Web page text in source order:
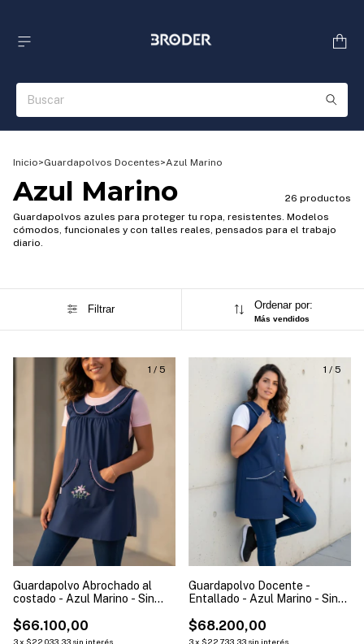
Inicio>Guardapolvos Docentes>Azul Marino
Azul Marino
26 productos
Guardapolvos azules para proteger tu ropa, resistentes. Modelos
cómodos, funcionales y con talles reales, pensados para el trabajo
diario.
Filtrar Ordenar por:
Más vendidos
1 / 5
Guardapolvo Abrochado al
costado - Azul Marino - Sin
$66.100,00
3x $22.033,33 sin interés
1 / 5
Guardapolvo Docente -
Entallado - Azul Marino - Sin
$68.200,00
3x $22.733,33 sin interés